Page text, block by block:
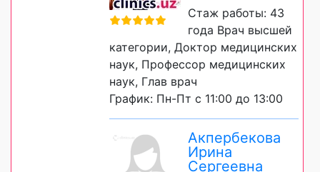
Стаж работы: 43
года Врач высшей
категории, Доктор медицинских
наук, Профессор медицинских
наук, Глав врач
График: Пн-Пт с 11:00 до 13:00
Акпербекова
Ирина
Сергеевна